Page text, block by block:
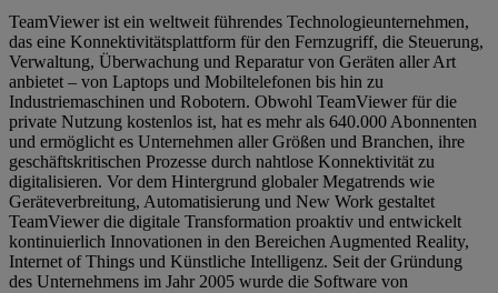
TeamViewer ist ein weltweit führendes Technologieunternehmen,
das eine Konnektivitätsplattform für den Fernzugriff, die Steuerung,
Verwaltung, Überwachung und Reparatur von Geräten aller Art
anbietet – von Laptops und Mobiltelefonen bis hin zu
Industriemaschinen und Robotern. Obwohl TeamViewer für die
private Nutzung kostenlos ist, hat es mehr als 640.000 Abonnenten
und ermöglicht es Unternehmen aller Größen und Branchen, ihre
geschäftskritischen Prozesse durch nahtlose Konnektivität zu
digitalisieren. Vor dem Hintergrund globaler Megatrends wie
Geräteverbreitung, Automatisierung und New Work gestaltet
TeamViewer die digitale Transformation proaktiv und entwickelt
kontinuierlich Innovationen in den Bereichen Augmented Reality,
Internet of Things und Künstliche Intelligenz. Seit der Gründung
des Unternehmens im Jahr 2005 wurde die Software von